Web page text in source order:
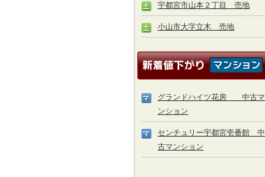
宇都宮市山本２丁目 売地
小山市大字立木 売地
グランドハイツ花房 中古マ
ンション
センチュリー宇都宮壱番館 中
古マンション